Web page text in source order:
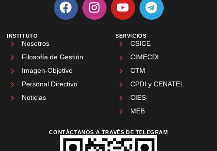
INSTITUTO
Nosotros
Filosofía de Gestión
Imagen-Objetivo
Personal Directivo
Noticias
SERVICIOS
CSICE
CIMECDI
CTM
CPDI y CENATEL
CIES
MEB
CONTÁCTANOS A TRAVÉS DE TELEGRAM